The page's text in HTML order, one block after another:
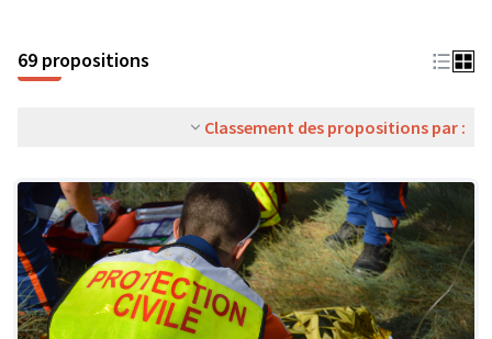
69 propositions
Classement des propositions par :